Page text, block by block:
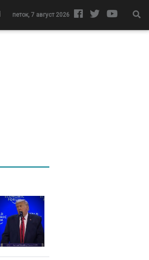
петок, 7 август 2026